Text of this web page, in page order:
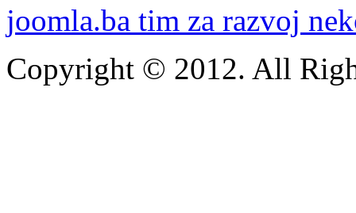
joomla.ba tim za razvoj
Copyright © 2012. All